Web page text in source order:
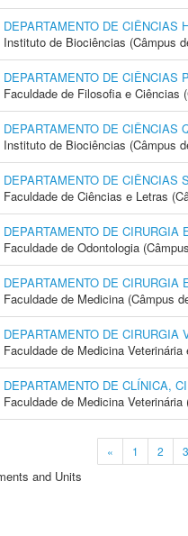
DEPARTAMENTO DE CIÊNCIAS
Instituto de Biociências (Câmpus
DEPARTAMENTO DE CIÊNCIAS
Faculdade de Filosofia e Ciências
DEPARTAMENTO DE CIÊNCIAS
Instituto de Biociências (Câmpus
DEPARTAMENTO DE CIÊNCIAS
Faculdade de Ciências e Letras
DEPARTAMENTO DE CIRURGIA
Faculdade de Odontologia
DEPARTAMENTO DE CIRURGIA
Faculdade de Medicina (Câmpus
DEPARTAMENTO DE
Faculdade de Medicina
DEPARTAMENTO DE CLÍNICA,
Faculdade de Medicina
« 1 2 3
and Units